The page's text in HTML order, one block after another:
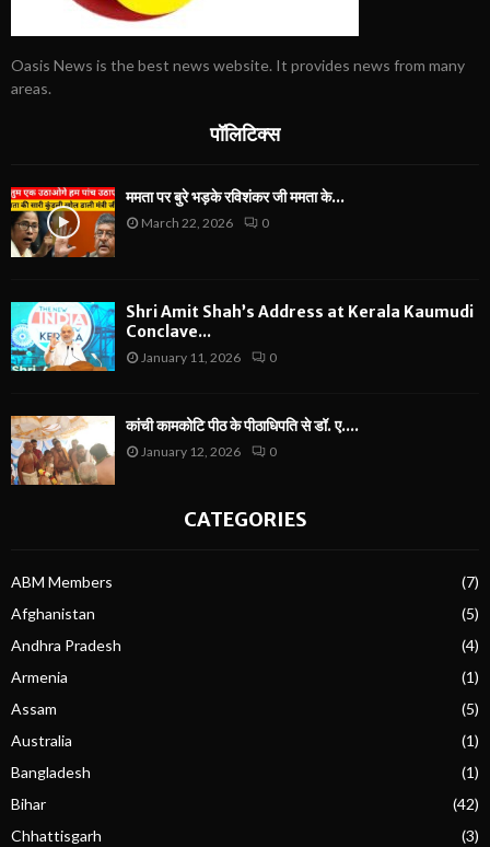
Oasis News is the best news website. It provides news from many
areas.
पॉलिटिक्स
ममता पर बुरे भड़के रविशंकर जी ममता के...
March 22, 2026 0
Shri Amit Shah’s Address at Kerala Kaumudi
Conclave...
January 11, 2026 0
कांची कामकोटि पीठ के पीठाधिपति से डॉ. ए....
January 12, 2026 0
CATEGORIES
ABM Members
(7)
Afghanistan
(5)
Andhra Pradesh
(4)
Armenia
(1)
Assam
(5)
Australia
(1)
Bangladesh
(1)
Bihar
(42)
Chhattisgarh
(3)